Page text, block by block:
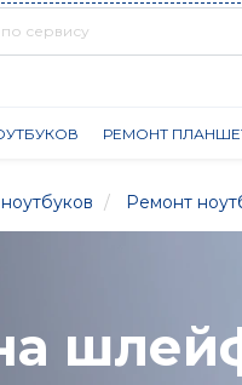
РЕМОНТ
Ремонт